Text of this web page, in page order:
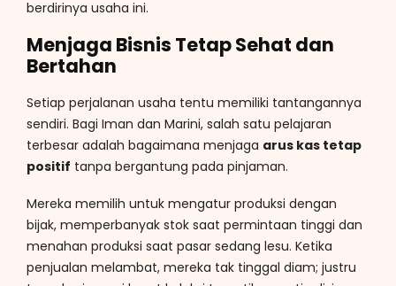
berdirinya usaha ini.
Menjaga Bisnis Tetap Sehat dan
Bertahan
Setiap perjalanan usaha tentu memiliki tantangannya
sendiri. Bagi Iman dan Marini, salah satu pelajaran
terbesar adalah bagaimana menjaga arus kas tetap
positif tanpa bergantung pada pinjaman.
Mereka memilih untuk mengatur produksi dengan
bijak, memperbanyak stok saat permintaan tinggi dan
menahan produksi saat pasar sedang lesu. Ketika
penjualan melambat, mereka tak tinggal diam; justru